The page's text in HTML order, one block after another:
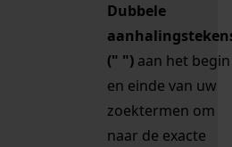
Dubbele
(" ") aan het begin
en einde van uw
zoektermen om
naar de exacte